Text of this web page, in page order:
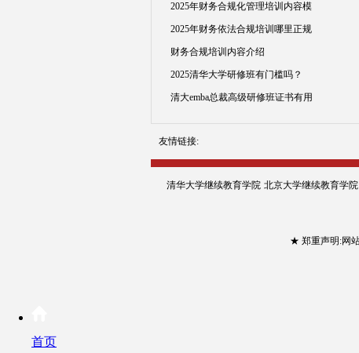
2025年财务合规化管理培训内容模
2025年财务依法合规培训哪里正规
财务合规培训内容介绍
2025清华大学研修班有门槛吗？
清大emba总裁高级研修班证书有用
友情链接:
清华大学继续教育学院 北京大学继续教育学院
★ 郑重声明:网
首页